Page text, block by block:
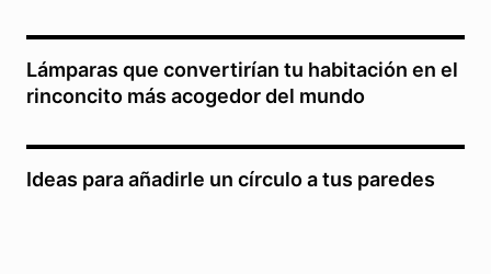
Lámparas que convertirían tu habitación en el
rinconcito más acogedor del mundo
Ideas para añadirle un círculo a tus paredes